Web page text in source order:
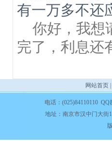
有一万多不还
你好，我想
完了，利息还
网站首页
电话：(025)84110110
地址：南京市汉中门大街